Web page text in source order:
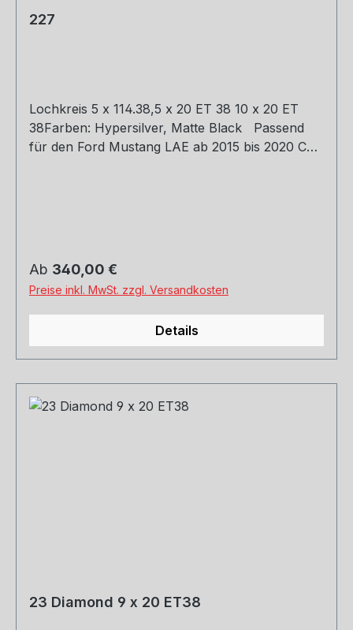
227
Lochkreis 5 x 114.38,5 x 20 ET 38 10 x 20 ET
38Farben: Hypersilver, Matte Black Passend
für den Ford Mustang LAE ab 2015 bis 2020 Ch
Regulärer Preis:
Ab 340,00 €
Preise inkl. MwSt. zzgl. Versandkosten
Details
23 Diamond 9 x 20 ET38